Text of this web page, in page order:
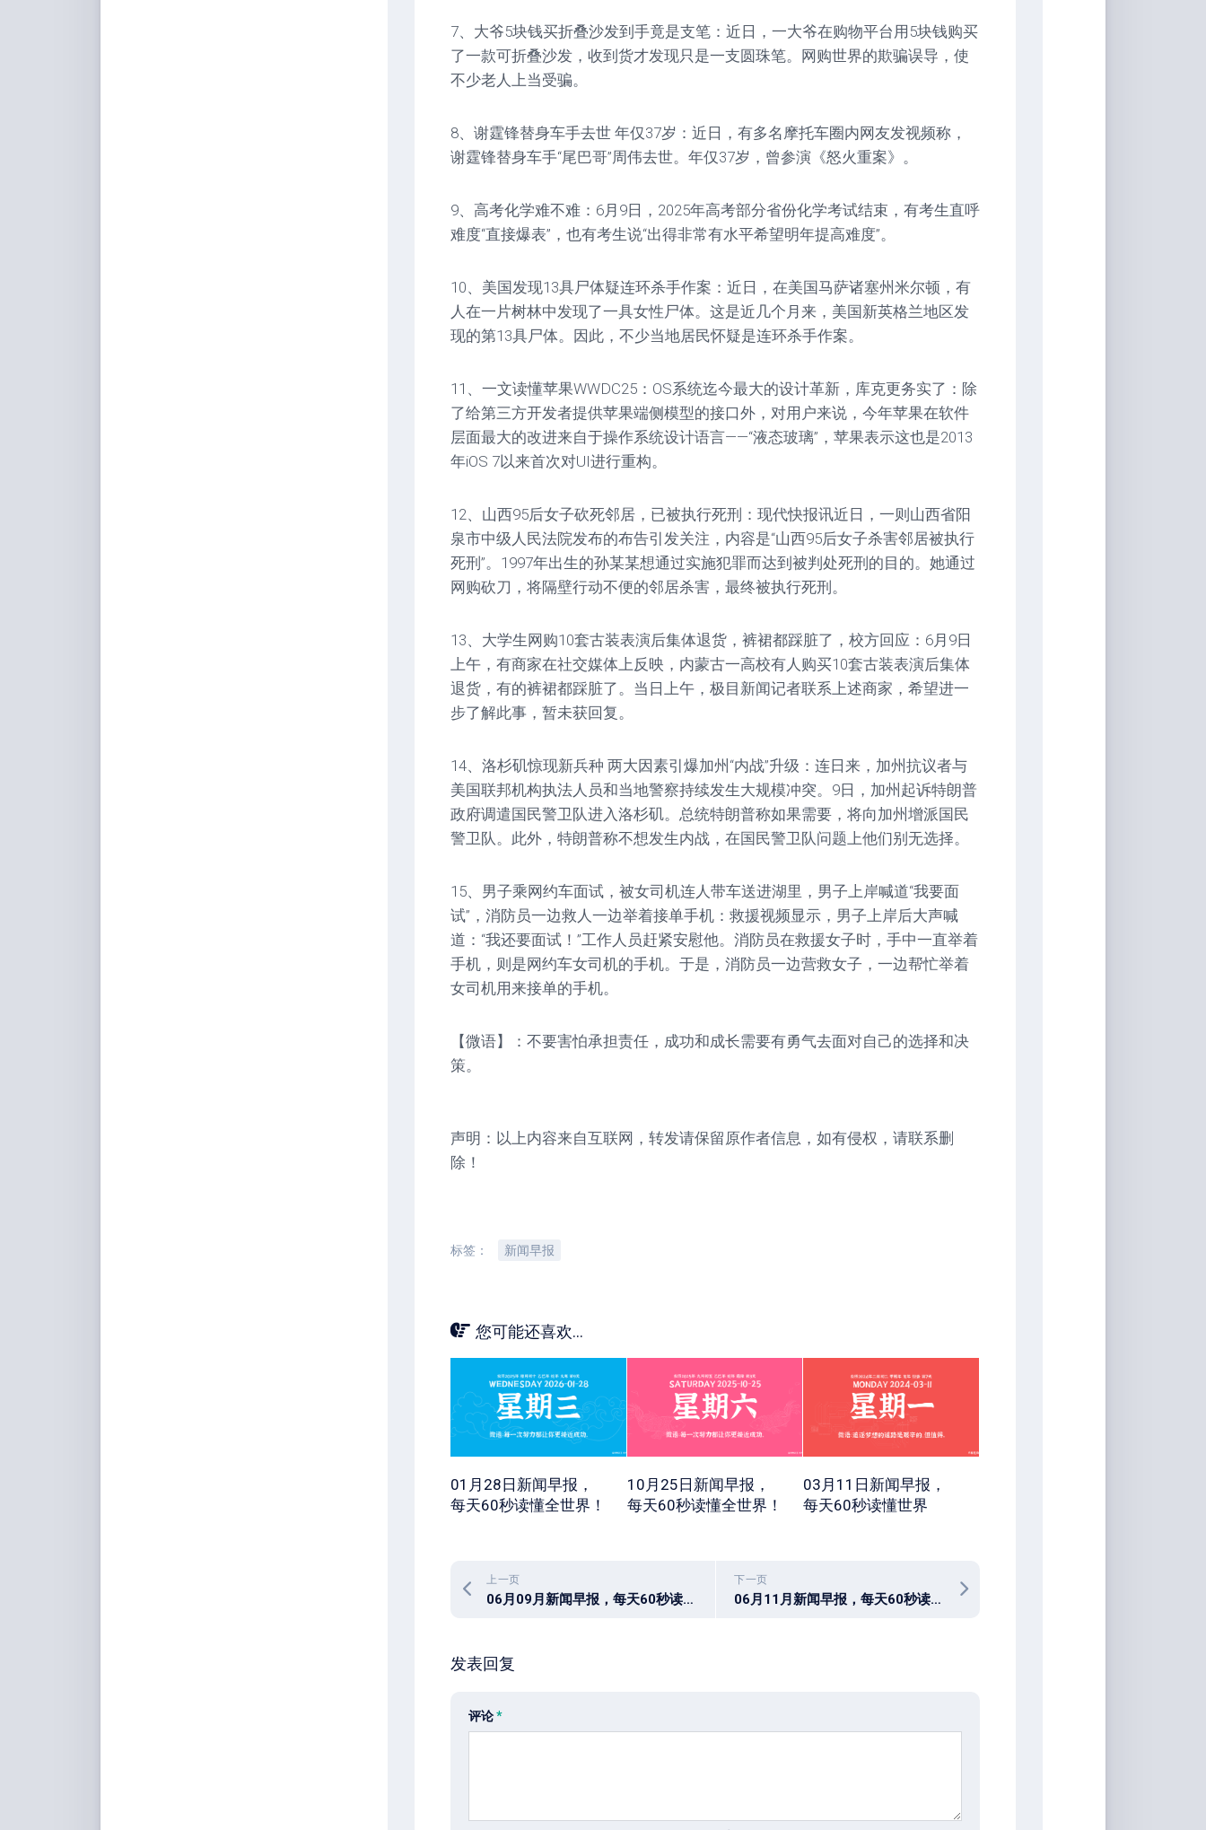
7、大爷5块钱买折叠沙发到手竟是支笔：近日，一大爷在购物平台用5块钱购买
了一款可折叠沙发，收到货才发现只是一支圆珠笔。网购世界的欺骗误导，使
不少老人上当受骗。
8、谢霆锋替身车手去世 年仅37岁：近日，有多名摩托车圈内网友发视频称，
谢霆锋替身车手“尾巴哥”周伟去世。年仅37岁，曾参演《怒火重案》。
9、高考化学难不难：6月9日，2025年高考部分省份化学考试结束，有考生直呼
难度“直接爆表”，也有考生说“出得非常有水平希望明年提高难度”。
10、美国发现13具尸体疑连环杀手作案：近日，在美国马萨诸塞州米尔顿，有
人在一片树林中发现了一具女性尸体。这是近几个月来，美国新英格兰地区发
现的第13具尸体。因此，不少当地居民怀疑是连环杀手作案。
11、一文读懂苹果WWDC25：OS系统迄今最大的设计革新，库克更务实了：除
了给第三方开发者提供苹果端侧模型的接口外，对用户来说，今年苹果在软件
层面最大的改进来自于操作系统设计语言——“液态玻璃”，苹果表示这也是2013
年iOS 7以来首次对UI进行重构。
12、山西95后女子砍死邻居，已被执行死刑：现代快报讯近日，一则山西省阳
泉市中级人民法院发布的布告引发关注，内容是“山西95后女子杀害邻居被执行
死刑”。1997年出生的孙某某想通过实施犯罪而达到被判处死刑的目的。她通过
网购砍刀，将隔壁行动不便的邻居杀害，最终被执行死刑。
13、大学生网购10套古装表演后集体退货，裤裙都踩脏了，校方回应：6月9日
上午，有商家在社交媒体上反映，内蒙古一高校有人购买10套古装表演后集体
退货，有的裤裙都踩脏了。当日上午，极目新闻记者联系上述商家，希望进一
步了解此事，暂未获回复。
14、洛杉矶惊现新兵种 两大因素引爆加州“内战”升级：连日来，加州抗议者与
美国联邦机构执法人员和当地警察持续发生大规模冲突。9日，加州起诉特朗普
政府调遣国民警卫队进入洛杉矶。总统特朗普称如果需要，将向加州增派国民
警卫队。此外，特朗普称不想发生内战，在国民警卫队问题上他们别无选择。
15、男子乘网约车面试，被女司机连人带车送进湖里，男子上岸喊道“我要面
试”，消防员一边救人一边举着接单手机：救援视频显示，男子上岸后大声喊
道：“我还要面试！”工作人员赶紧安慰他。消防员在救援女子时，手中一直举着
手机，则是网约车女司机的手机。于是，消防员一边营救女子，一边帮忙举着
女司机用来接单的手机。
【微语】：不要害怕承担责任，成功和成长需要有勇气去面对自己的选择和决
策。
声明：以上内容来自互联网，转发请保留原作者信息，如有侵权，请联系删
除！
标签： 新闻早报
您可能还喜欢...
01月28日新闻早报，
每天60秒读懂全世界！
10月25日新闻早报，
每天60秒读懂全世界！
03月11日新闻早报，
每天60秒读懂世界
下一页
06月11月新闻早报，每天60秒读懂全世界！
上一页
06月09月新闻早报，每天60秒读懂全世界！
发表回复
评论*